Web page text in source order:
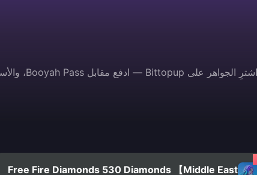
Free Fire Diamonds 530 Diamonds 【Middle East